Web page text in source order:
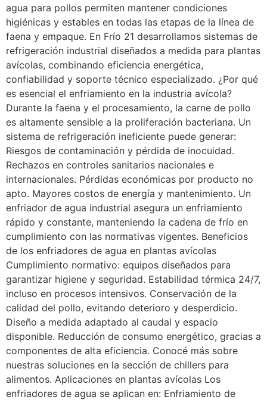
agua para pollos permiten mantener condiciones
higiénicas y estables en todas las etapas de la línea de
faena y empaque. En Frío 21 desarrollamos sistemas de
refrigeración industrial diseñados a medida para plantas
avícolas, combinando eficiencia energética,
confiabilidad y soporte técnico especializado. ¿Por qué
es esencial el enfriamiento en la industria avícola?
Durante la faena y el procesamiento, la carne de pollo
es altamente sensible a la proliferación bacteriana. Un
sistema de refrigeración ineficiente puede generar:
Riesgos de contaminación y pérdida de inocuidad.
Rechazos en controles sanitarios nacionales e
internacionales. Pérdidas económicas por producto no
apto. Mayores costos de energía y mantenimiento. Un
enfriador de agua industrial asegura un enfriamiento
rápido y constante, manteniendo la cadena de frío en
cumplimiento con las normativas vigentes. Beneficios
de los enfriadores de agua en plantas avícolas
Cumplimiento normativo: equipos diseñados para
garantizar higiene y seguridad. Estabilidad térmica 24/7,
incluso en procesos intensivos. Conservación de la
calidad del pollo, evitando deterioro y desperdicio.
Diseño a medida adaptado al caudal y espacio
disponible. Reducción de consumo energético, gracias a
componentes de alta eficiencia. Conocé más sobre
nuestras soluciones en la sección de chillers para
alimentos. Aplicaciones en plantas avícolas Los
enfriadores de agua se aplican en: Enfriamiento de